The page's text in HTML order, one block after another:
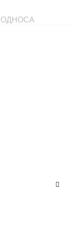
ОДНОСА